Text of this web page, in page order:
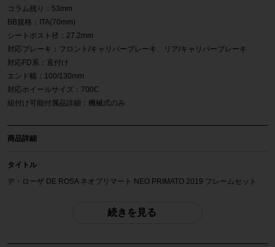
コラム残り：53mm
BB規格：ITA(70mm)
シートポスト径：27.2mm
対応ブレーキ：フロント/キャリパーブレーキ、リア/キャリパーブレーキ
対応FD系：直付け
エンド幅：100/130mm
対応ホイールサイズ：700C
組付け可能付属品詳細：機械式のみ
商品詳細
タイトル
デ・ローザ DE ROSA ネオプリマート NEO PRIMATO 2019 フレームセット
続きを見る